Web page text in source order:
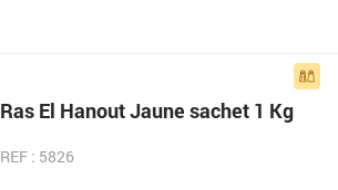
Ras El Hanout Jaune sachet 1 Kg
REF : 5826